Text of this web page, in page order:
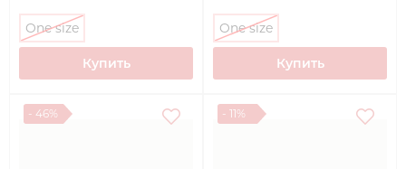
One size
Купить
One size
Купить
- 46% - 11%